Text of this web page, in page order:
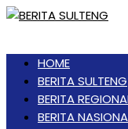
HOME
BERITA SULTENG
BERITA
BERITA